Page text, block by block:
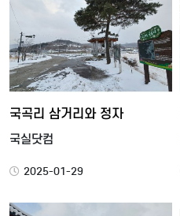
국곡리 삼거리와 정자
국실닷컴
2025-01-29